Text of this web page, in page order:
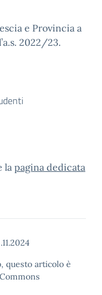
e Provincia a
2022/23.
lapagina dedicata
questo articolo è